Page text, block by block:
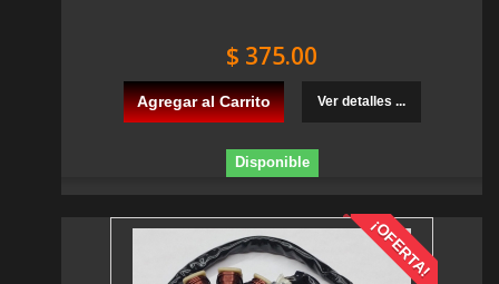
$ 375.00
Agregar al Carrito Ver detalles ...
Disponible
¡OFERTA!